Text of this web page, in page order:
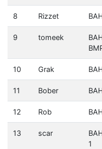
8 Rizzet
9 tomeek
10 Grak
11 Bober
12 Rob
13 scar
1